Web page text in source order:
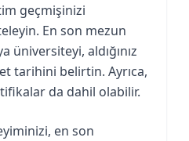
geçmişinizi
En son mezun
üniversiteyi, aldığınız
tarihini belirtin. Ayrıca,
da dahil olabilir.
en son